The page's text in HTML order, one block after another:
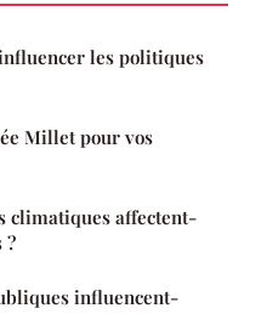
les politiques
Millet pour vos
climatiques affectent-
?
influencent-